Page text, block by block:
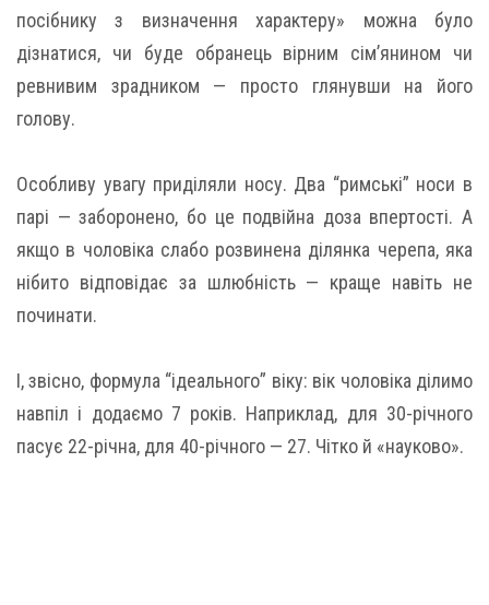
посібнику з визначення характеру» можна було
дізнатися, чи буде обранець вірним сім’янином чи
ревнивим зрадником — просто глянувши на його
голову.
Особливу увагу приділяли носу. Два “римські” носи в
парі — заборонено, бо це подвійна доза впертості. А
якщо в чоловіка слабо розвинена ділянка черепа, яка
нібито відповідає за шлюбність — краще навіть не
починати.
І, звісно, формула “ідеального” віку: вік чоловіка ділимо
навпіл і додаємо 7 років. Наприклад, для 30-річного
пасує 22-річна, для 40-річного — 27. Чітко й «науково».